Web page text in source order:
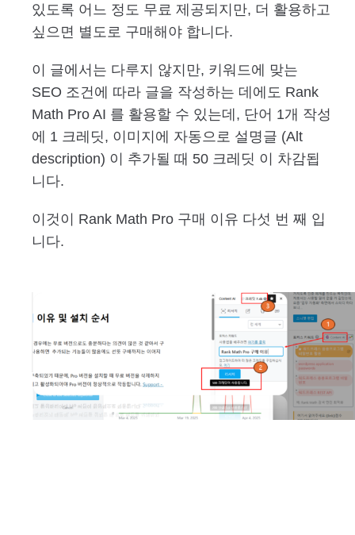
있도록 어느 정도 무료 제공되지만, 더 활용하고
싶으면 별도로 구매해야 합니다.
이 글에서는 다루지 않지만, 키워드에 맞는
SEO 조건에 따라 글을 작성하는 데에도 Rank
Math Pro AI 를 활용할 수 있는데, 단어 1개 작성
에 1 크레딧, 이미지에 자동으로 설명글 (Alt
description) 이 추가될 때 50 크레딧 이 차감됩
니다.
이것이 Rank Math Pro 구매 이유 다섯 번 째 입
니다.